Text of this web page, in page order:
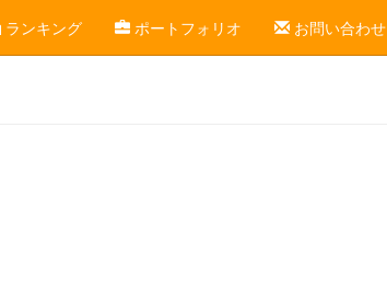
ランキング ポートフォリオ お問い合わせ